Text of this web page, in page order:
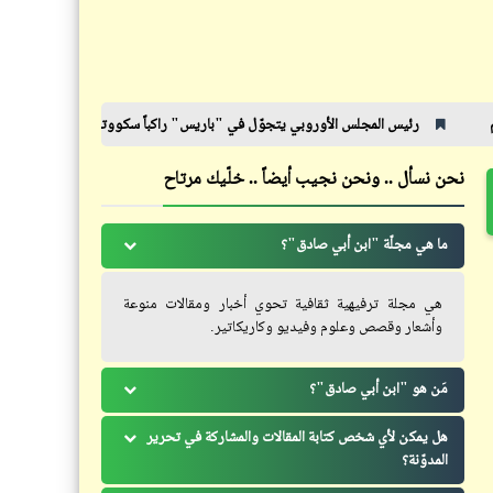
الأوروبي يتجوّل في "باريس" راكباً سكووتر | سيسي - ستايل
نحن نسأل .. ونحن نجيب أيضاً .. خلّيك مرتاح
ما هي مجلّة "ابن أبي صادق"؟
هي مجلة ترفيهية ثقافية تحوي أخبار ومقالات منوعة
وأشعار وقصص وعلوم وفيديو وكاريكاتير.
مَن هو "ابن أبي صادق"؟
هل يمكن لأي شخص كتابة المقالات والمشاركة في تحرير
المدوّنة؟
كاريكاتير
عيب قوي ينشروا الصور العائلية
للست المصرية
فيدراديو
الشرطة الصينية تضبط مكان لحقن
كاريكاتير
إضحك مع خمسة كوميكس (68)
كاريكاتير
إضحك مع خمسة كوميكس (67)